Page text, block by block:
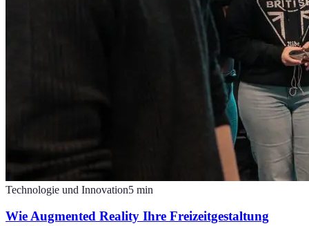
Technologie und Innovation5 min
Wie Augmented Reality Ihre Freizeitgestaltung